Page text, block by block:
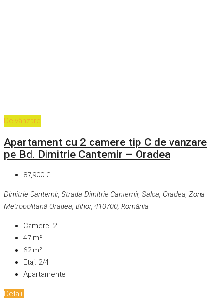
De vânzare
Apartament cu 2 camere tip C de vanzare
pe Bd. Dimitrie Cantemir – Oradea
87,900 €
Dimitrie Cantemir, Strada Dimitrie Cantemir, Salca, Oradea, Zona
Metropolitană Oradea, Bihor, 410700, România
Camere: 2
47 m²
62m²
Etaj: 2/4
Apartamente
Detalii